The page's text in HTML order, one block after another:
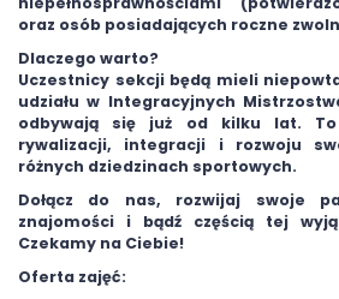
oraz osób posiadających roczne
Dlaczego warto?
Uczestnicy sekcji będą mieli
udziału w Integracyjnych
odbywają się już od kilku lat.
rywalizacji, integracji i rozwoju
różnych dziedzinach sportowych.
Dołącz do nas, rozwijaj swoje
znajomości i bądź częścią tej
Czekamy na Ciebie!
Oferta zajęć: